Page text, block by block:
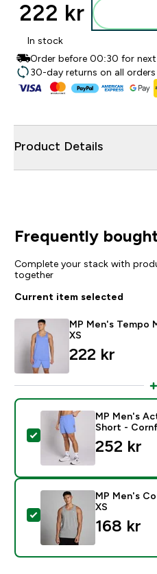
222 kr‎
In stock
Order before 00:30 for next
30-day returns on all orders
Product Details
Frequently
Complete your stack with
together
Current item selected
MP Men's Tempo
XS
222 kr‎
Select this product -
MP Men's
Short -
252 kr‎
Select this product -
MP Men's
XS
168 kr‎